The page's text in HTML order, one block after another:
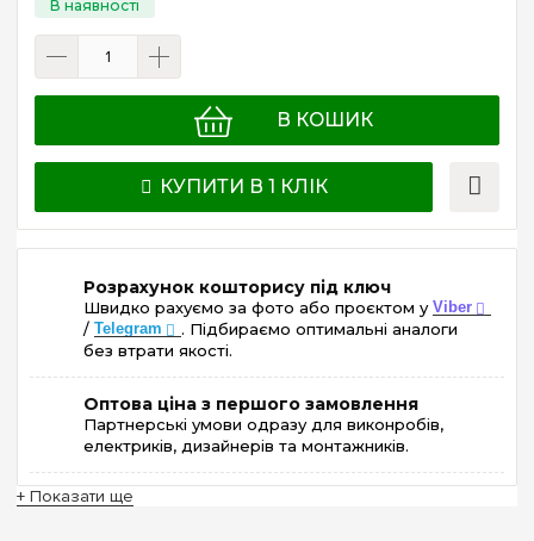
В КОШИК
КУПИТИ В 1 КЛІК
Розрахунок кошторису під ключ
Швидко рахуємо за фото або проєктом у Viber
/ Telegram
. Підбираємо оптимальні аналоги
без втрати якості.
Оптова ціна з першого замовлення
Партнерські умови одразу для виконробів,
електриків, дизайнерів та монтажників.
+ Показати ще